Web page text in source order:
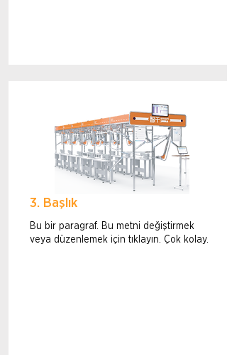
3. Başlık
Bu bir paragraf. Bu metni değiştirmek
veya düzenlemek için tıklayın. Çok kolay.